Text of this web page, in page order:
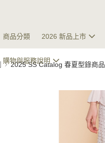
商品分類 2026 新品上市
購物與服務說明
2025 SS Catalog 春夏型錄商品